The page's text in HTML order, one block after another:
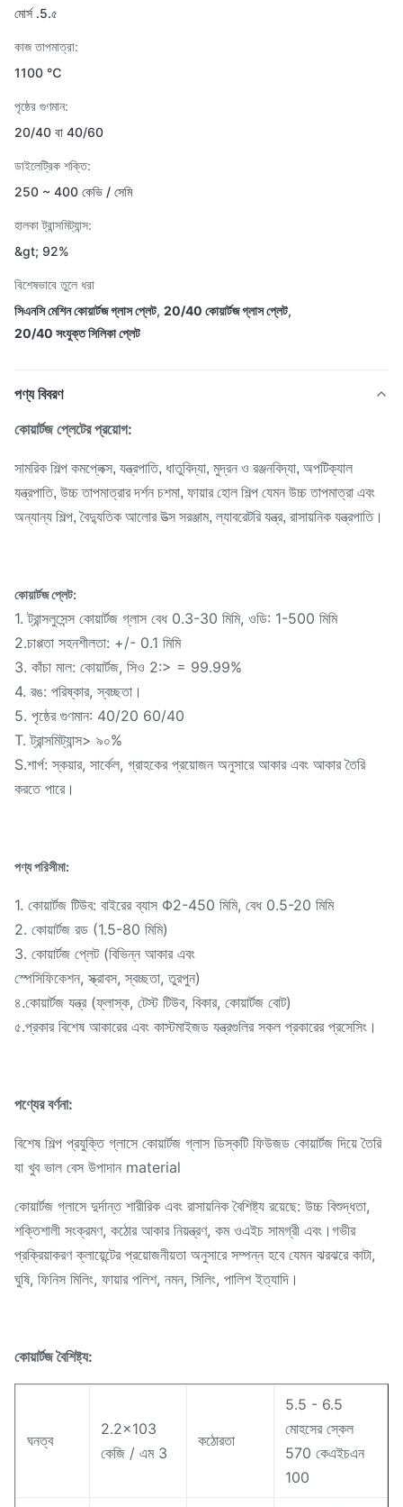
মোর্স .5.৫
কাজ তাপমাত্রা:
1100 ℃
পৃষ্ঠের গুণমান:
20/40 বা 40/60
ডাইলেট্রিক শক্তি:
250 ~ 400 কেভি / সেমি
হালকা ট্রান্সমিট্যান্স:
&gt; 92%
বিশেষভাবে তুলে ধরা
সিএনসি মেশিন কোয়ার্টজ গ্লাস প্লেট, 20/40 কোয়ার্টজ গ্লাস প্লেট,
20/40 সংযুক্ত সিলিকা প্লেট
পণ্য বিবরণ
কোয়ার্টজ প্লেটের প্রয়োগ:
সামরিক শিল্প কমপ্লেক্স, যন্ত্রপাতি, ধাতুবিদ্যা, মুদ্রন ও রঞ্জনবিদ্যা, অপটিক্যাল
যন্ত্রপাতি, উচ্চ তাপমাত্রার দর্শন চশমা, ফায়ার হোল শিল্প যেমন উচ্চ তাপমাত্রা এবং
অন্যান্য শিল্প, বৈদ্যুতিক আলোর উত্স সরঞ্জাম, ল্যাবরেটরি যন্ত্র, রাসায়নিক যন্ত্রপাতি।
কোয়ার্টজ প্লেট:
1. ট্রান্সলুসেন্স কোয়ার্টজ গ্লাস বেধ 0.3-30 মিমি, ওডি: 1-500 মিমি
2.চাপ্পতা সহনশীলতা: +/- 0.1 মিমি
3. কাঁচা মাল: কোয়ার্টজ, সিও 2:> = 99.99%
4. রঙ: পরিষ্কার, স্বচ্ছতা।
5. পৃষ্ঠের গুণমান: 40/20 60/40
T. ট্রান্সমিট্যান্স> ৯০%
S.শার্প: স্কয়ার, সার্কেল, গ্রাহকের প্রয়োজন অনুসারে আকার এবং আকার তৈরি
করতে পারে।
পণ্য পরিসীমা:
1. কোয়ার্টজ টিউব: বাইরের ব্যাস Φ2-450 মিমি, বেধ 0.5-20 মিমি
2. কোয়ার্টজ রড (1.5-80 মিমি)
3. কোয়ার্টজ প্লেট (বিভিন্ন আকার এবং
স্পেসিফিকেশন, স্ক্রাবস, স্বচ্ছতা, তুরপুন)
৪.কোয়ার্টজ যন্ত্র (ফ্লাস্ক, টেস্ট টিউব, বিকার, কোয়ার্টজ বোট)
৫.প্রকার বিশেষ আকারের এবং কাস্টমাইজড যন্ত্রগুলির সকল প্রকারের প্রসেসিং।
পণ্যের বর্ণনা:
বিশেষ শিল্প প্রযুক্তি গ্লাসে কোয়ার্টজ গ্লাস ডিস্কটি ফিউজড কোয়ার্টজ দিয়ে তৈরি
যা খুব ভাল বেস উপাদান material
কোয়ার্টজ গ্লাসে দুর্দান্ত শারীরিক এবং রাসায়নিক বৈশিষ্ট্য রয়েছে: উচ্চ বিশুদ্ধতা,
শক্তিশালী সংক্রমণ, কঠোর আকার নিয়ন্ত্রণ, কম ওএইচ সামগ্রী এবং।গভীর
প্রক্রিয়াকরণ ক্লায়েন্টের প্রয়োজনীয়তা অনুসারে সম্পন্ন হবে যেমন ঝরঝরে কাটা,
ঘুষি, ফিনিস মিলিং, ফায়ার পলিশ, নমন, সিলিং, পালিশ ইত্যাদি।
কোয়ার্টজ বৈশিষ্ট্য:
ঘনত্ব
2.2x103
কেজি / এম 3
কঠোরতা
5.5 - 6.5
মোহসের স্কেল
570 কেএইচএন
100